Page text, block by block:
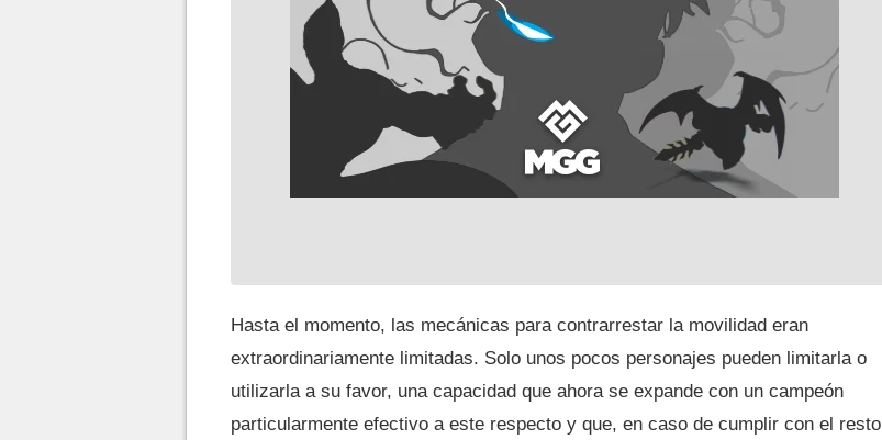
Hasta el momento, las mecánicas para contrarrestar la movilidad eran
extraordinariamente limitadas. Solo unos pocos personajes pueden limitarla o
utilizarla a su favor, una capacidad que ahora se expande con un campeón
particularmente efectivo a este respecto y que, en caso de cumplir con el resto